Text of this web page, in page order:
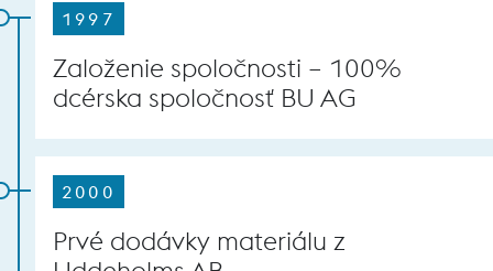
1997
Založenie spoločnosti – 100%
dcérska spoločnosť BU AG
2000
Prvé dodávky materiálu z